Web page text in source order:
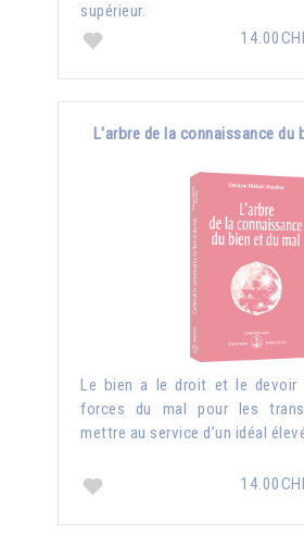
supérieur.
L'arbre de la connaissance du
Le bien a le droit et le devoir
forces du mal pour les
mettre au service d’un idéal